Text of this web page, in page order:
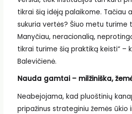
tikrai šią idėją palaikome. Tačiau
sukuria vertės? Šiuo metu turime
Manyčiau, neracionalią,
tikrai turime šią praktiką keisti“ –
Balevičienė.
Nauda gamtai – milžiniška,
Neabejojama, kad pluoštinių
pripažinus strateginiu žemės ūkio